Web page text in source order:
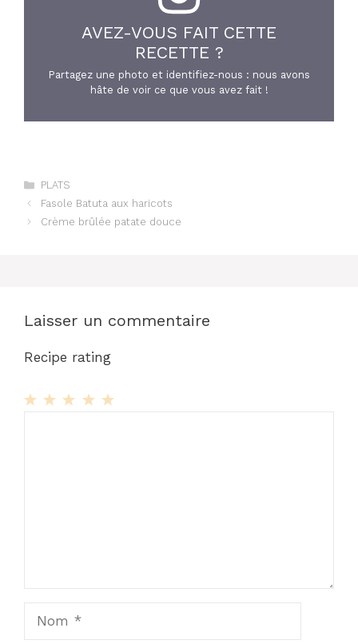
AVEZ-VOUS FAIT CETTE
RECETTE ?
Partagez une photo et identifiez-nous : nous avons
hâte de voir ce que vous avez fait !
Catégories
PLATS
Fasole Batuta aux haricots
Crème brûlée patate douce
Laisser un commentaire
Recipe rating